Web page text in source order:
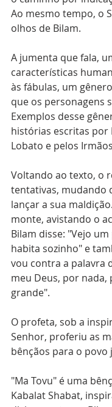
Ao mesmo tempo, o
olhos de Bilam.
A jumenta que fala,
características
às fábulas, um
que os personagens
Exemplos desse
histórias escritas por
Lobato e pelos
Voltando ao texto, o
tentativas, mudando
lançar a sua
monte, avistando o
Bilam disse: "Vejo
habita sozinho" e
vou contra a palavra
meu Deus, por nada,
grande".
O profeta, sob a
Senhor, proferiu as
bênçãos para o povo
"Ma Tovu" é uma
Kabalat Shabat,